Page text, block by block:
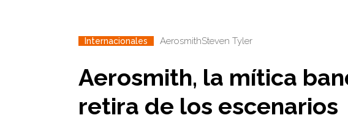
Internacionales AerosmithSteven Tyler
Aerosmith, la mítica
retira de los escenarios